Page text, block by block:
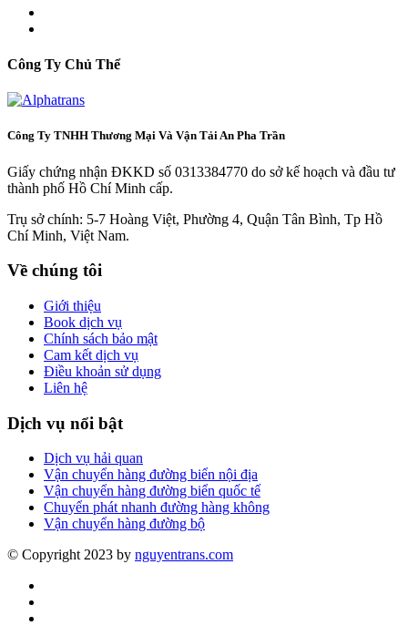
Công Ty Chủ Thể
Công Ty TNHH Thương Mại Và Vận Tải An Pha Trần
Giấy chứng nhận ĐKKD số 0313384770 do sở kế hoạch và đầu tư
thành phố Hồ Chí Minh cấp.
Trụ sở chính: 5-7 Hoàng Việt, Phường 4, Quận Tân Bình, Tp Hồ
Chí Minh, Việt Nam.
Về chúng tôi
Giới thiệu
Book dịch vụ
Chính sách bảo mật
Cam kết dịch vụ
Điều khoản sử dụng
Liên hệ
Dịch vụ nổi bật
Dịch vụ hải quan
Vận chuyển hàng đường biển nội địa
Vận chuyển hàng đường biển quốc tế
Chuyển phát nhanh đường hàng không
Vận chuyển hàng đường bộ
© Copyright 2023 by nguyentrans.com